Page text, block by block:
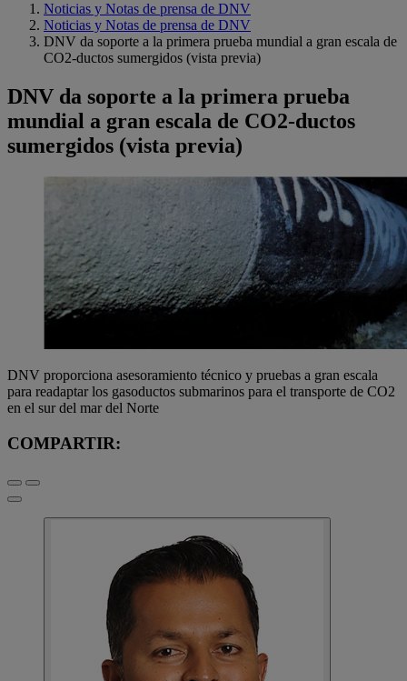
Noticias y Notas de prensa de DNV
Noticias y Notas de prensa de DNV
DNV da soporte a la primera prueba mundial a gran escala de
CO2-ductos sumergidos (vista previa)
DNV da soporte a la primera prueba
mundial a gran escala de CO2-ductos
sumergidos (vista previa)
DNV proporciona asesoramiento técnico y pruebas a gran escala
para readaptar los gasoductos submarinos para el transporte de CO2
en el sur del mar del Norte
COMPARTIR: